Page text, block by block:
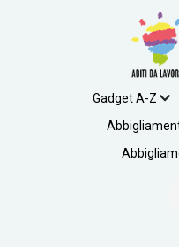
Gadget A-Z